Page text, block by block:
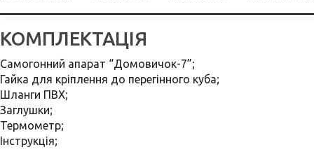
КОМПЛЕКТАЦІЯ
Самогонний апарат “Домовичок-7”;
Гайка для кріплення до перегінного куба;
Шланги ПВХ;
Заглушки;
Термометр;
Інструкція;